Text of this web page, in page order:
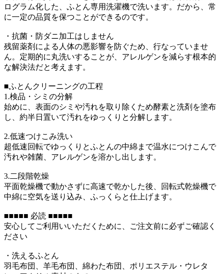
ログラム化した、ふとん専用洗濯機で洗います。だから、常
に一定の品質を保つことができるのです。
・抗菌・防ダニ加工はしません
残留薬剤による人体の悪影響を防ぐため、行なっていませ
ん。定期的に丸洗いすることが、アレルゲンを減らす根本的
な解決法だと考えます。
■ふとんクリーニングの工程
1.検品・シミの分解
始めに、表面のシミや汚れを取り除くため酵素と洗剤を塗布
し、約半日置いて汚れをゆっくりと分解します。
2.低速つけこみ洗い
超低速回転でゆっくりとふとんの中綿まで温水につけこんで
汚れや雑菌、アレルゲンを溶かし出します。
3.二段階乾燥
平面乾燥機で動かさずに高速で乾かした後、回転式乾燥機で
中綿に空気を送り込み、ふっくらと仕上げます。
■■■■■ 必読 ■■■■■
安心してご利用いいただくために、ご注文前に必ずご確認く
ださい
・洗えるふとん
羽毛布団、羊毛布団、綿わた布団、ポリエステル・ウレタ